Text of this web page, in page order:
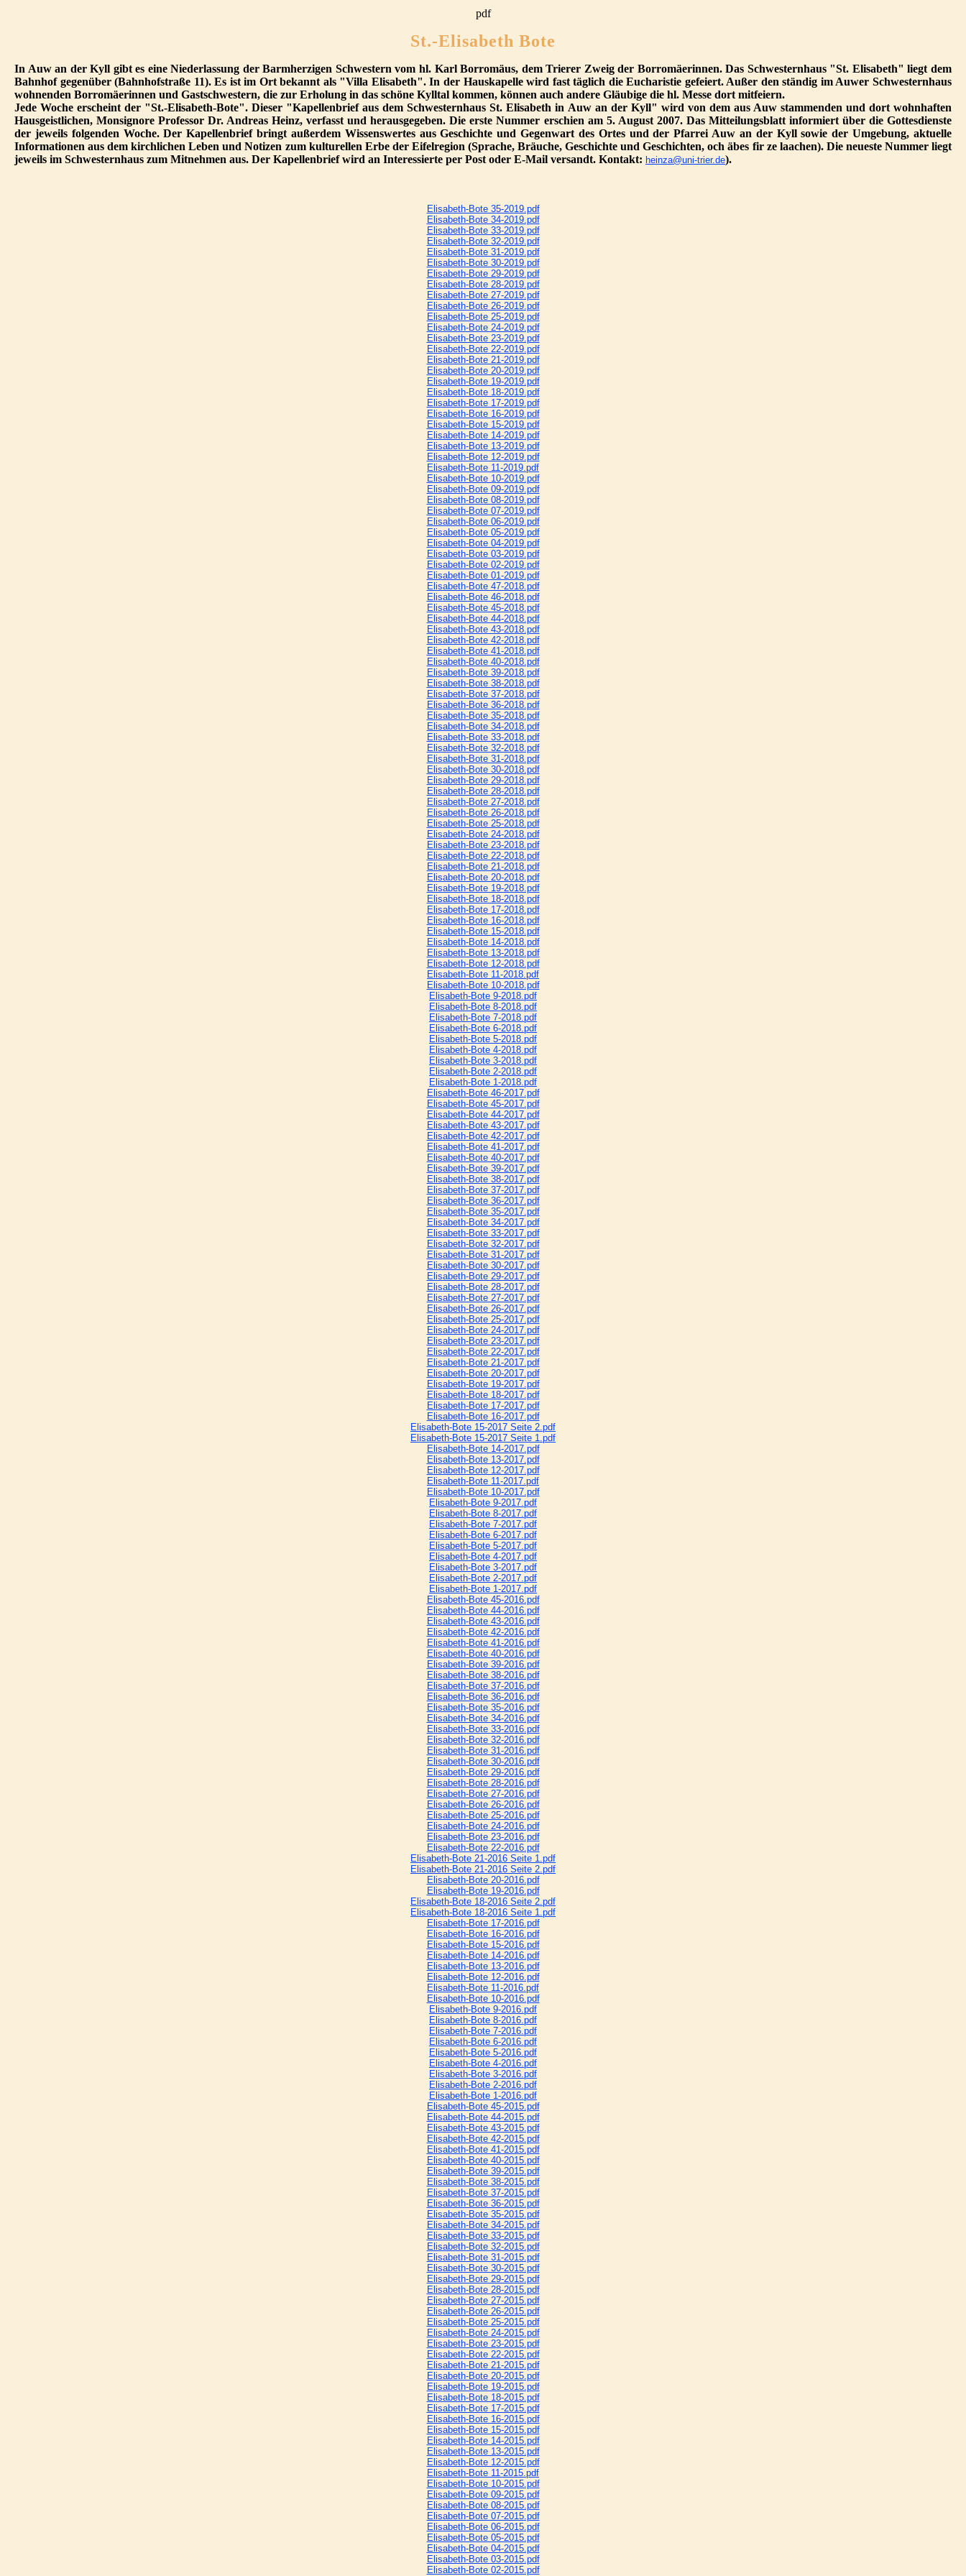
pdf
St.-Elisabeth Bote
In Auw an der Kyll gibt es eine Niederlassung der Barmherzigen Schwestern vom hl. Karl Borromäus, dem Trierer Zweig der Borromäerinnen. Das Schwesternhaus "St. Elisabeth" liegt dem
Bahnhof gegenüber (Bahnhofstraße 11). Es ist im Ort bekannt als "Villa Elisabeth". In der Hauskapelle wird fast täglich die Eucharistie gefeiert. Außer den ständig im Auwer Schwesternhaus
wohnenden Borromäerinnen und Gastschwestern, die zur Erholung in das schöne Kylltal kommen, können auch andere Gläubige die hl. Messe dort mitfeiern.
Jede Woche erscheint der "St.-Elisabeth-Bote". Dieser "Kapellenbrief aus dem Schwesternhaus St. Elisabeth in Auw an der Kyll" wird von dem aus Auw stammenden und dort wohnhaften
Hausgeistlichen, Monsignore Professor Dr. Andreas Heinz, verfasst und herausgegeben. Die erste Nummer erschien am 5. August 2007. Das Mitteilungsblatt informiert über die Gottesdienste
der jeweils folgenden Woche. Der Kapellenbrief bringt außerdem Wissenswertes aus Geschichte und Gegenwart des Ortes und der Pfarrei Auw an der Kyll sowie der Umgebung, aktuelle
Informationen aus dem kirchlichen Leben und Notizen zum kulturellen Erbe der Eifelregion (Sprache, Bräuche, Geschichte und Geschichten, och äbes fir ze laachen). Die neueste Nummer liegt
jeweils im Schwesternhaus zum Mitnehmen aus. Der Kapellenbrief wird an Interessierte per Post oder E-Mail versandt. Kontakt: heinza@uni-trier.de).
Elisabeth-Bote 35-2019.pdf
Elisabeth-Bote 34-2019.pdf
Elisabeth-Bote 33-2019.pdf
Elisabeth-Bote 32-2019.pdf
Elisabeth-Bote 31-2019.pdf
Elisabeth-Bote 30-2019.pdf
Elisabeth-Bote 29-2019.pdf
Elisabeth-Bote 28-2019.pdf
Elisabeth-Bote 27-2019.pdf
Elisabeth-Bote 26-2019.pdf
Elisabeth-Bote 25-2019.pdf
Elisabeth-Bote 24-2019.pdf
Elisabeth-Bote 23-2019.pdf
Elisabeth-Bote 22-2019.pdf
Elisabeth-Bote 21-2019.pdf
Elisabeth-Bote 20-2019.pdf
Elisabeth-Bote 19-2019.pdf
Elisabeth-Bote 18-2019.pdf
Elisabeth-Bote 17-2019.pdf
Elisabeth-Bote 16-2019.pdf
Elisabeth-Bote 15-2019.pdf
Elisabeth-Bote 14-2019.pdf
Elisabeth-Bote 13-2019.pdf
Elisabeth-Bote 12-2019.pdf
Elisabeth-Bote 11-2019.pdf
Elisabeth-Bote 10-2019.pdf
Elisabeth-Bote 09-2019.pdf
Elisabeth-Bote 08-2019.pdf
Elisabeth-Bote 07-2019.pdf
Elisabeth-Bote 06-2019.pdf
Elisabeth-Bote 05-2019.pdf
Elisabeth-Bote 04-2019.pdf
Elisabeth-Bote 03-2019.pdf
Elisabeth-Bote 02-2019.pdf
Elisabeth-Bote 01-2019.pdf
Elisabeth-Bote 47-2018.pdf
Elisabeth-Bote 46-2018.pdf
Elisabeth-Bote 45-2018.pdf
Elisabeth-Bote 44-2018.pdf
Elisabeth-Bote 43-2018.pdf
Elisabeth-Bote 42-2018.pdf
Elisabeth-Bote 41-2018.pdf
Elisabeth-Bote 40-2018.pdf
Elisabeth-Bote 39-2018.pdf
Elisabeth-Bote 38-2018.pdf
Elisabeth-Bote 37-2018.pdf
Elisabeth-Bote 36-2018.pdf
Elisabeth-Bote 35-2018.pdf
Elisabeth-Bote 34-2018.pdf
Elisabeth-Bote 33-2018.pdf
Elisabeth-Bote 32-2018.pdf
Elisabeth-Bote 31-2018.pdf
Elisabeth-Bote 30-2018.pdf
Elisabeth-Bote 29-2018.pdf
Elisabeth-Bote 28-2018.pdf
Elisabeth-Bote 27-2018.pdf
Elisabeth-Bote 26-2018.pdf
Elisabeth-Bote 25-2018.pdf
Elisabeth-Bote 24-2018.pdf
Elisabeth-Bote 23-2018.pdf
Elisabeth-Bote 22-2018.pdf
Elisabeth-Bote 21-2018.pdf
Elisabeth-Bote 20-2018.pdf
Elisabeth-Bote 19-2018.pdf
Elisabeth-Bote 18-2018.pdf
Elisabeth-Bote 17-2018.pdf
Elisabeth-Bote 16-2018.pdf
Elisabeth-Bote 15-2018.pdf
Elisabeth-Bote 14-2018.pdf
Elisabeth-Bote 13-2018.pdf
Elisabeth-Bote 12-2018.pdf
Elisabeth-Bote 11-2018.pdf
Elisabeth-Bote 10-2018.pdf
Elisabeth-Bote 9-2018.pdf
Elisabeth-Bote 8-2018.pdf
Elisabeth-Bote 7-2018.pdf
Elisabeth-Bote 6-2018.pdf
Elisabeth-Bote 5-2018.pdf
Elisabeth-Bote 4-2018.pdf
Elisabeth-Bote 3-2018.pdf
Elisabeth-Bote 2-2018.pdf
Elisabeth-Bote 1-2018.pdf
Elisabeth-Bote 46-2017.pdf
Elisabeth-Bote 45-2017.pdf
Elisabeth-Bote 44-2017.pdf
Elisabeth-Bote 43-2017.pdf
Elisabeth-Bote 42-2017.pdf
Elisabeth-Bote 41-2017.pdf
Elisabeth-Bote 40-2017.pdf
Elisabeth-Bote 39-2017.pdf
Elisabeth-Bote 38-2017.pdf
Elisabeth-Bote 37-2017.pdf
Elisabeth-Bote 36-2017.pdf
Elisabeth-Bote 35-2017.pdf
Elisabeth-Bote 34-2017.pdf
Elisabeth-Bote 33-2017.pdf
Elisabeth-Bote 32-2017.pdf
Elisabeth-Bote 31-2017.pdf
Elisabeth-Bote 30-2017.pdf
Elisabeth-Bote 29-2017.pdf
Elisabeth-Bote 28-2017.pdf
Elisabeth-Bote 27-2017.pdf
Elisabeth-Bote 26-2017.pdf
Elisabeth-Bote 25-2017.pdf
Elisabeth-Bote 24-2017.pdf
Elisabeth-Bote 23-2017.pdf
Elisabeth-Bote 22-2017.pdf
Elisabeth-Bote 21-2017.pdf
Elisabeth-Bote 20-2017.pdf
Elisabeth-Bote 19-2017.pdf
Elisabeth-Bote 18-2017.pdf
Elisabeth-Bote 17-2017.pdf
Elisabeth-Bote 16-2017.pdf
Elisabeth-Bote 15-2017 Seite 2.pdf
Elisabeth-Bote 15-2017 Seite 1.pdf
Elisabeth-Bote 14-2017.pdf
Elisabeth-Bote 13-2017.pdf
Elisabeth-Bote 12-2017.pdf
Elisabeth-Bote 11-2017.pdf
Elisabeth-Bote 10-2017.pdf
Elisabeth-Bote 9-2017.pdf
Elisabeth-Bote 8-2017.pdf
Elisabeth-Bote 7-2017.pdf
Elisabeth-Bote 6-2017.pdf
Elisabeth-Bote 5-2017.pdf
Elisabeth-Bote 4-2017.pdf
Elisabeth-Bote 3-2017.pdf
Elisabeth-Bote 2-2017.pdf
Elisabeth-Bote 1-2017.pdf
Elisabeth-Bote 45-2016.pdf
Elisabeth-Bote 44-2016.pdf
Elisabeth-Bote 43-2016.pdf
Elisabeth-Bote 42-2016.pdf
Elisabeth-Bote 41-2016.pdf
Elisabeth-Bote 40-2016.pdf
Elisabeth-Bote 39-2016.pdf
Elisabeth-Bote 38-2016.pdf
Elisabeth-Bote 37-2016.pdf
Elisabeth-Bote 36-2016.pdf
Elisabeth-Bote 35-2016.pdf
Elisabeth-Bote 34-2016.pdf
Elisabeth-Bote 33-2016.pdf
Elisabeth-Bote 32-2016.pdf
Elisabeth-Bote 31-2016.pdf
Elisabeth-Bote 30-2016.pdf
Elisabeth-Bote 29-2016.pdf
Elisabeth-Bote 28-2016.pdf
Elisabeth-Bote 27-2016.pdf
Elisabeth-Bote 26-2016.pdf
Elisabeth-Bote 25-2016.pdf
Elisabeth-Bote 24-2016.pdf
Elisabeth-Bote 23-2016.pdf
Elisabeth-Bote 22-2016.pdf
Elisabeth-Bote 21-2016 Seite 1.pdf
Elisabeth-Bote 21-2016 Seite 2.pdf
Elisabeth-Bote 20-2016.pdf
Elisabeth-Bote 19-2016.pdf
Elisabeth-Bote 18-2016 Seite 2.pdf
Elisabeth-Bote 18-2016 Seite 1.pdf
Elisabeth-Bote 17-2016.pdf
Elisabeth-Bote 16-2016.pdf
Elisabeth-Bote 15-2016.pdf
Elisabeth-Bote 14-2016.pdf
Elisabeth-Bote 13-2016.pdf
Elisabeth-Bote 12-2016.pdf
Elisabeth-Bote 11-2016.pdf
Elisabeth-Bote 10-2016.pdf
Elisabeth-Bote 9-2016.pdf
Elisabeth-Bote 8-2016.pdf
Elisabeth-Bote 7-2016.pdf
Elisabeth-Bote 6-2016.pdf
Elisabeth-Bote 5-2016.pdf
Elisabeth-Bote 4-2016.pdf
Elisabeth-Bote 3-2016.pdf
Elisabeth-Bote 2-2016.pdf
Elisabeth-Bote 1-2016.pdf
Elisabeth-Bote 45-2015.pdf
Elisabeth-Bote 44-2015.pdf
Elisabeth-Bote 43-2015.pdf
Elisabeth-Bote 42-2015.pdf
Elisabeth-Bote 41-2015.pdf
Elisabeth-Bote 40-2015.pdf
Elisabeth-Bote 39-2015.pdf
Elisabeth-Bote 38-2015.pdf
Elisabeth-Bote 37-2015.pdf
Elisabeth-Bote 36-2015.pdf
Elisabeth-Bote 35-2015.pdf
Elisabeth-Bote 34-2015.pdf
Elisabeth-Bote 33-2015.pdf
Elisabeth-Bote 32-2015.pdf
Elisabeth-Bote 31-2015.pdf
Elisabeth-Bote 30-2015.pdf
Elisabeth-Bote 29-2015.pdf
Elisabeth-Bote 28-2015.pdf
Elisabeth-Bote 27-2015.pdf
Elisabeth-Bote 26-2015.pdf
Elisabeth-Bote 25-2015.pdf
Elisabeth-Bote 24-2015.pdf
Elisabeth-Bote 23-2015.pdf
Elisabeth-Bote 22-2015.pdf
Elisabeth-Bote 21-2015.pdf
Elisabeth-Bote 20-2015.pdf
Elisabeth-Bote 19-2015.pdf
Elisabeth-Bote 18-2015.pdf
Elisabeth-Bote 17-2015.pdf
Elisabeth-Bote 16-2015.pdf
Elisabeth-Bote 15-2015.pdf
Elisabeth-Bote 14-2015.pdf
Elisabeth-Bote 13-2015.pdf
Elisabeth-Bote 12-2015.pdf
Elisabeth-Bote 11-2015.pdf
Elisabeth-Bote 10-2015.pdf
Elisabeth-Bote 09-2015.pdf
Elisabeth-Bote 08-2015.pdf
Elisabeth-Bote 07-2015.pdf
Elisabeth-Bote 06-2015.pdf
Elisabeth-Bote 05-2015.pdf
Elisabeth-Bote 04-2015.pdf
Elisabeth-Bote 03-2015.pdf
Elisabeth-Bote 02-2015.pdf